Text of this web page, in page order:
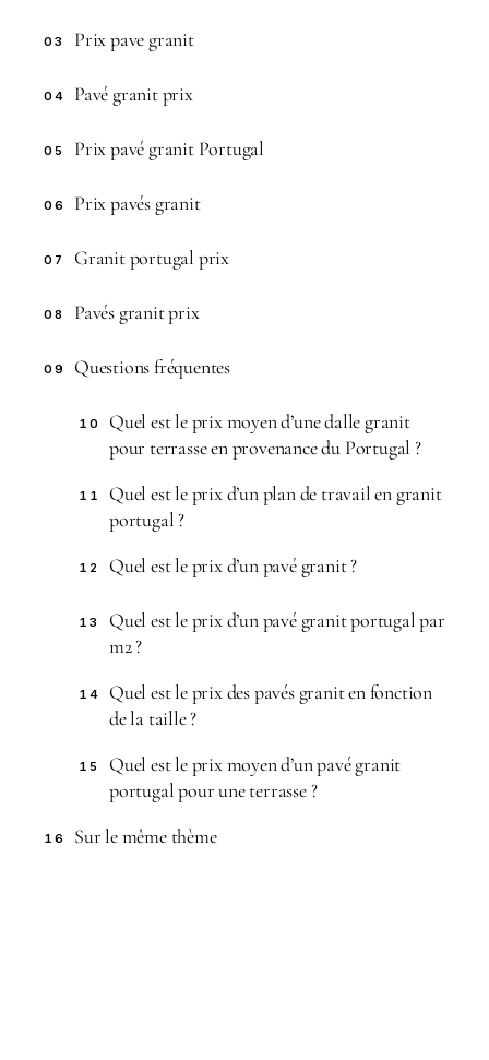
03 Prix pave granit
04 Pavé granit prix
05 Prix pavé granit Portugal
06 Prix pavés granit
07 Granit portugal prix
08 Pavés granit prix
09 Questions fréquentes
10
Quel est le prix moyen d’une dalle granit
pour terrasse en provenance du Portugal ?
11
Quel est le prix d’un plan de travail en granit
portugal ?
12 Quel est le prix d’un pavé granit ?
13
Quel est le prix d’un pavé granit portugal par
m2 ?
14
Quel est le prix des pavés granit en fonction
de la taille ?
15
Quel est le prix moyen d’un pavé granit
portugal pour une terrasse ?
16 Sur le même thème